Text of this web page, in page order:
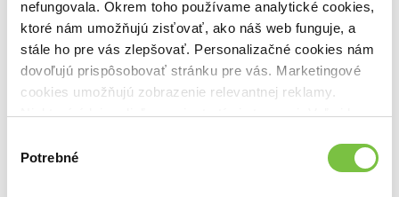
nefungovala. Okrem toho používame analytické cookies,
ktoré nám umožňujú zisťovať, ako náš web funguje, a
stále ho pre vás zlepšovať. Personalizačné cookies nám
dovoľujú prispôsobovať stránku pre vás. Marketingové
cookies umožňujú zobrazenie relevantnej reklamy.
Niektoré údaje zdieľame aj s tretími stranami. Veľmi by
cookies.
súhlasu
Potrebné
knižný svet.
Počet titulov v kolekcii:
Hudobné novinky 2023